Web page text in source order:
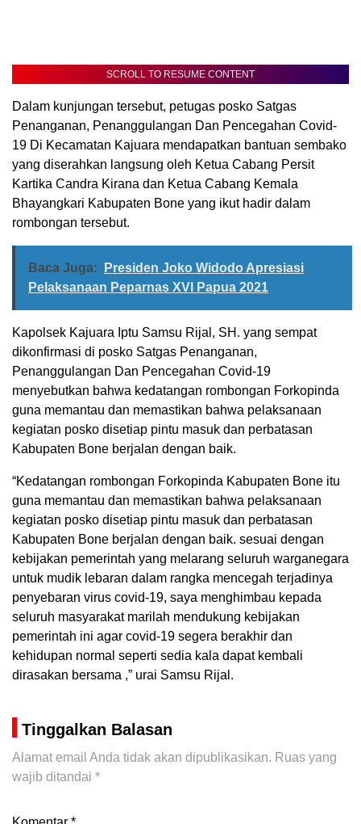
SCROLL TO RESUME CONTENT
Dalam kunjungan tersebut, petugas posko Satgas
Penanganan, Penanggulangan Dan Pencegahan Covid-
19 Di Kecamatan Kajuara mendapatkan bantuan sembako
yang diserahkan langsung oleh Ketua Cabang Persit
Kartika Candra Kirana dan Ketua Cabang Kemala
Bhayangkari Kabupaten Bone yang ikut hadir dalam
rombongan tersebut.
Baca Juga:
Presiden Joko Widodo Apresiasi
Pelaksanaan Peparnas XVI Papua 2021
Kapolsek Kajuara Iptu Samsu Rijal, SH. yang sempat
dikonfirmasi di posko Satgas Penanganan,
Penanggulangan Dan Pencegahan Covid-19
menyebutkan bahwa kedatangan rombongan Forkopinda
guna memantau dan memastikan bahwa pelaksanaan
kegiatan posko disetiap pintu masuk dan perbatasan
Kabupaten Bone berjalan dengan baik.
“Kedatangan rombongan Forkopinda Kabupaten Bone itu
guna memantau dan memastikan bahwa pelaksanaan
kegiatan posko disetiap pintu masuk dan perbatasan
Kabupaten Bone berjalan dengan baik. sesuai dengan
kebijakan pemerintah yang melarang seluruh warganegara
untuk mudik lebaran dalam rangka mencegah terjadinya
penyebaran virus covid-19, saya menghimbau kepada
seluruh masyarakat marilah mendukung kebijakan
pemerintah ini agar covid-19 segera berakhir dan
kehidupan normal seperti sedia kala dapat kembali
dirasakan bersama ,” urai Samsu Rijal.
Tinggalkan Balasan
Alamat email Anda tidak akan dipublikasikan. Ruas yang
wajib ditandai *